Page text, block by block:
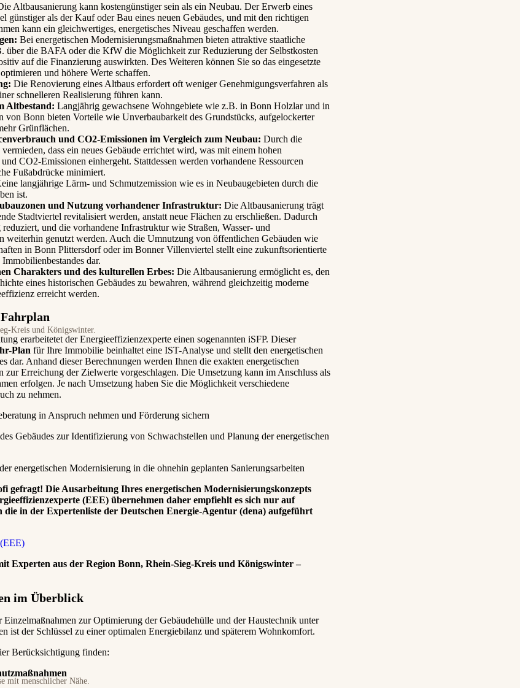
Kreis und Königswinter.
mit menschlicher Nähe.
Altbausanierung kann kostengünstiger sein als ein Neubau. Der Erwerb eines
günstiger als der Kauf oder Bau eines neuen Gebäudes, und mit den richtigen
kann ein gleichwertiges, energetisches Niveau geschaffen werden.
Bei energetischen Modernisierungsmaßnahmen bieten attraktive staatliche
über die BAFA oder die KfW die Möglichkeit zur Reduzierung der Selbstkosten
auf die Finanzierung auswirkten. Des Weiteren können Sie so das eingesetzte
und höhere Werte schaffen.
Die Renovierung eines Altbaus erfordert oft weniger Genehmigungsverfahren als
schnelleren Realisierung führen kann.
Altbestand: Langjährig gewachsene Wohngebiete wie z.B. in Bonn Holzlar und in
von Bonn bieten Vorteile wie Unverbaubarkeit des Grundstücks, aufgelockerter
Grünflächen.
und CO2-Emissionen im Vergleich zum Neubau: Durch die
dass ein neues Gebäude errichtet wird, was mit einem hohen
CO2-Emissionen einhergeht. Stattdessen werden vorhandene Ressourcen
Fußabdrücke minimiert.
langjährige Lärm- und Schmutzemission wie es in Neubaugebieten durch die
ist.
und Nutzung vorhandener Infrastruktur: Die Altbausanierung trägt
Stadtviertel revitalisiert werden, anstatt neue Flächen zu erschließen. Dadurch
und die vorhandene Infrastruktur wie Straßen, Wasser- und
weiterhin genutzt werden. Auch die Umnutzung von öffentlichen Gebäuden wie
in Bonn Plittersdorf oder im Bonner Villenviertel stellt eine zukunftsorientierte
dar.
Charakters und des kulturellen Erbes: Die Altbausanierung ermöglicht es, den
eines historischen Gebäudes zu bewahren, während gleichzeitig moderne
erreicht werden.
erarbeitetet der Energieeffizienzexperte einen sogenannten iSFP. Dieser
Plan für Ihre Immobilie beinhaltet eine IST-Analyse und stellt den energetischen
dar. Anhand dieser Berechnungen werden Ihnen die exakten energetischen
zur Erreichung der Zielwerte vorgeschlagen. Die Umsetzung kann im Anschluss als
erfolgen. Je nach Umsetzung haben Sie die Möglichkeit verschiedene
zu nehmen.
in Anspruch nehmen und Förderung sichern
Gebäudes zur Identifizierung von Schwachstellen und Planung der energetischen
energetischen Modernisierung in die ohnehin geplanten Sanierungsarbeiten
gefragt! Die Ausarbeitung Ihres energetischen Modernisierungskonzepts
(EEE) übernehmen daher empfiehlt es sich nur auf
die in der Expertenliste der Deutschen Energie-Agentur (dena) aufgeführt
Experten aus der Region Bonn, Rhein-Sieg-Kreis und Königswinter –
im Überblick
zur Optimierung der Gebäudehülle und der Haustechnik unter
ist der Schlüssel zu einer optimalen Energiebilanz und späterem Wohnkomfort.
Berücksichtigung finden: